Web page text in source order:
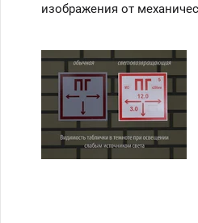
изображения от